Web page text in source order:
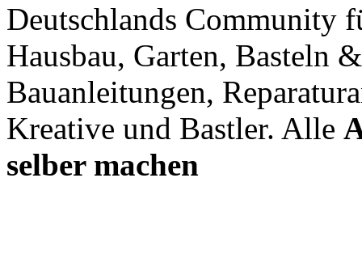
Deutschlands Community
Hausbau, Garten, Basteln
Bauanleitungen,
Kreative und Bastler. Alle
selber machen